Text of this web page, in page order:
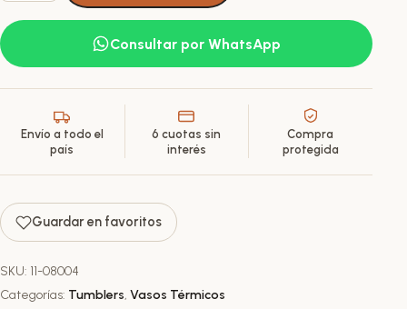
Bubblegum
Mint
Consultar por WhatsApp
Envío a todo el
país
6 cuotas sin
interés
Compra
protegida
Guardar en favoritos
SKU: 11-08004
Categorías: Tumblers, Vasos Térmicos